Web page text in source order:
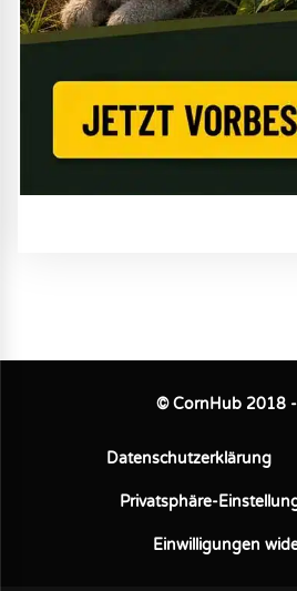
© CornHub 2018
Datenschutzerklärung
Privatsphäre-
Einwilligungen